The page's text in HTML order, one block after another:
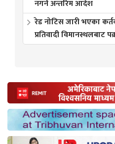
नगर्न अन्तरिम आदेश
रेड नोटिस जारी भएका
प्रतिवादी विमानस्थलबाट